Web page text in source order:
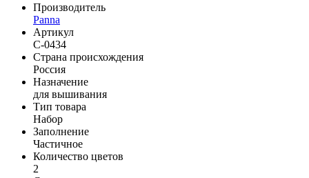
Производитель
Panna
Артикул
C-0434
Страна происхождения
Россия
Назначение
для вышивания
Тип товара
Набор
Заполнение
Частичное
Количество цветов
2